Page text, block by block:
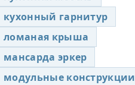
кухонный гарнитур
ломаная крыша
мансарда эркер
модульные конструкции